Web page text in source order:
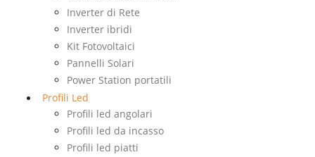
Inverter di Rete
Inverter ibridi
Kit Fotovoltaici
Pannelli Solari
Power Station portatili
Profili Led
Profili led angolari
Profili led da incasso
Profili led piatti